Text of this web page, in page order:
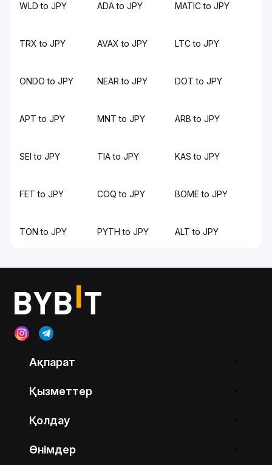
WLD to JPY ADA to JPY MATIC to JPY
TRX to JPY AVAX to JPY LTC to JPY
ONDO to JPY NEAR to JPY DOT to JPY
APT to JPY MNT to JPY ARB to JPY
SEI to JPY TIA to JPY KAS to JPY
FET to JPY COQ to JPY BOME to JPY
TON to JPY PYTH to JPY ALT to JPY
Ақпарат
Қызметтер
Қолдау
Өнімдер